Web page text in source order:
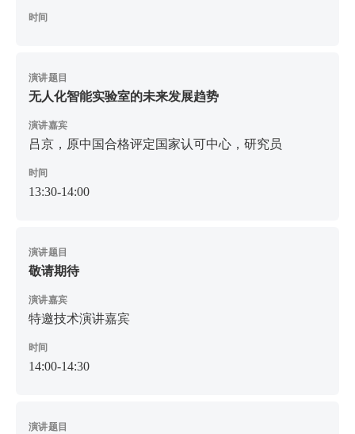
时间
演讲题目
无人化智能实验室的未来发展趋势
演讲嘉宾
吕京，原中国合格评定国家认可中心，研究员
时间
13:30-14:00
演讲题目
敬请期待
演讲嘉宾
特邀技术演讲嘉宾
时间
14:00-14:30
演讲题目